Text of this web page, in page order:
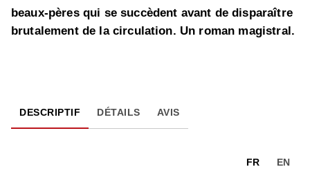
beaux-pères qui se succèdent avant de disparaître
brutalement de la circulation. Un roman magistral.
DESCRIPTIF DÉTAILS AVIS
FR EN